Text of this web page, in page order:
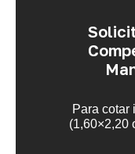
Para cotar
(1,60×2,20